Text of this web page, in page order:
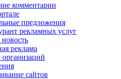
комментарии
предложения
рекламных услуг
новость
реклама
организаций
сайтов